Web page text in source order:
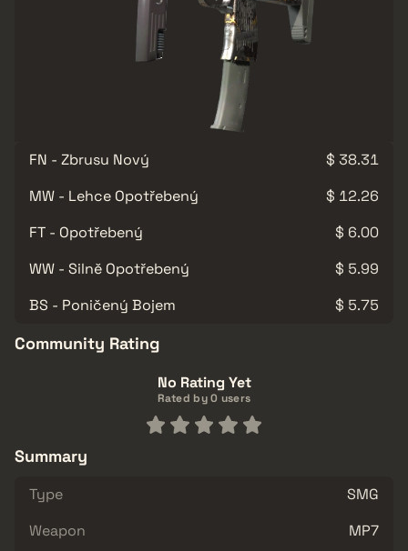
FN - Zbrusu Nový
$ 38.31
MW - Lehce Opotřebený
$ 12.26
FT - Opotřebený
$ 6.00
WW - Silně Opotřebený
$ 5.99
BS - Poničený Bojem
$ 5.75
Community Rating
No Rating Yet
Rated by 0 users
Summary
Type
SMG
Weapon
MP7